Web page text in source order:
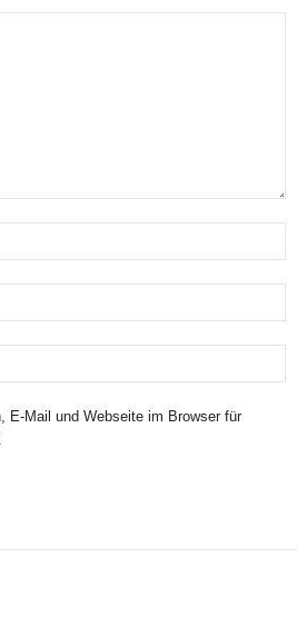
E-Mail und Webseite im Browser für